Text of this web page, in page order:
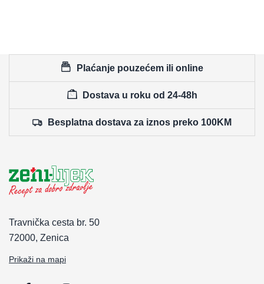
Plaćanje pouzećem ili online
Dostava u roku od 24-48h
Besplatna dostava za iznos preko 100KM
Travnička cesta br. 50
72000, Zenica
Prikaži na mapi